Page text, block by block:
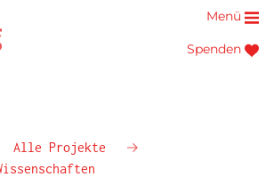
Spenden
Menü
Alle Projekte